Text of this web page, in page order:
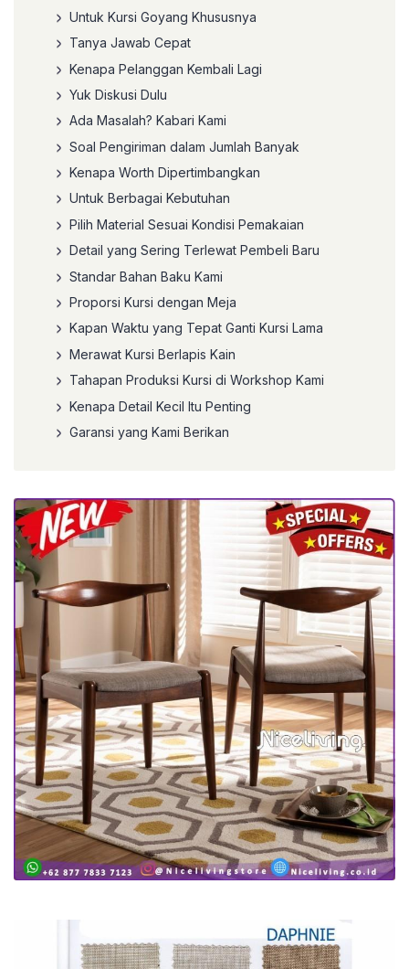
Untuk Kursi Goyang Khususnya
Tanya Jawab Cepat
Kenapa Pelanggan Kembali Lagi
Yuk Diskusi Dulu
Ada Masalah? Kabari Kami
Soal Pengiriman dalam Jumlah Banyak
Kenapa Worth Dipertimbangkan
Untuk Berbagai Kebutuhan
Pilih Material Sesuai Kondisi Pemakaian
Detail yang Sering Terlewat Pembeli Baru
Standar Bahan Baku Kami
Proporsi Kursi dengan Meja
Kapan Waktu yang Tepat Ganti Kursi Lama
Merawat Kursi Berlapis Kain
Tahapan Produksi Kursi di Workshop Kami
Kenapa Detail Kecil Itu Penting
Garansi yang Kami Berikan